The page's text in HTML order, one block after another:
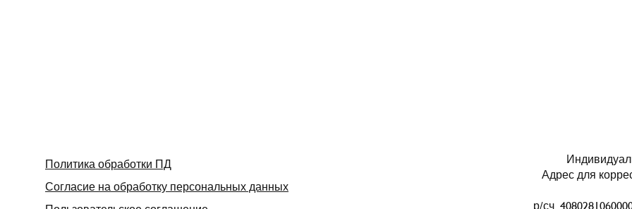
Политика обработки ПД
Согласие на обработку персональных данных
Адрес для
р/сч